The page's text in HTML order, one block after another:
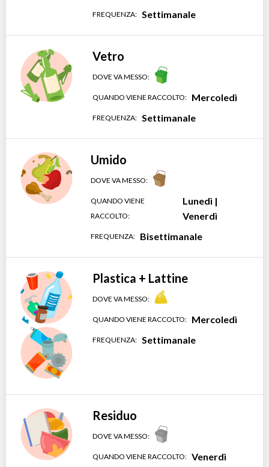
FREQUENZA: Settimanale
Vetro
DOVE VA MESSO:
QUANDO VIENE RACCOLTO: Mercoledì
FREQUENZA: Settimanale
Umido
DOVE VA MESSO:
QUANDO VIENE
RACCOLTO:
Lunedì |
Venerdì
FREQUENZA: Bisettimanale
Plastica + Lattine
DOVE VA MESSO:
QUANDO VIENE RACCOLTO: Mercoledì
FREQUENZA: Settimanale
Residuo
DOVE VA MESSO:
QUANDO VIENE RACCOLTO: Venerdì